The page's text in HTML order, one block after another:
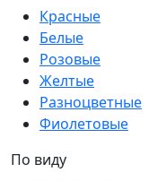
Красные
Белые
Розовые
Желтые
Разноцветные
Фиолетовые
По виду